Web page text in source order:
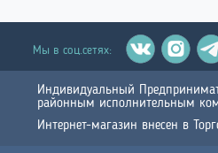
Мы в соц.сетях:
Индивидуальный
районным исполнительным
Интернет-магазин внесен в